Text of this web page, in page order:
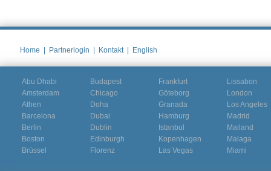
Home Partnerlogin Kontakt English
Abu Dhabi
Amsterdam
Athen
Barcelona
Berlin
Boston
Brüssel
Budapest
Chicago
Doha
Dubai
Dublin
Edinburgh
Florenz
Frankfurt
Göteborg
Granada
Hamburg
Istanbul
Kopenhagen
Las Vegas
Lissabon
London
Los Angeles
Madrid
Mailand
Malaga
Miami